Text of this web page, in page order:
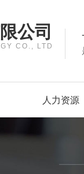
公司
CO., LTD
人力资源